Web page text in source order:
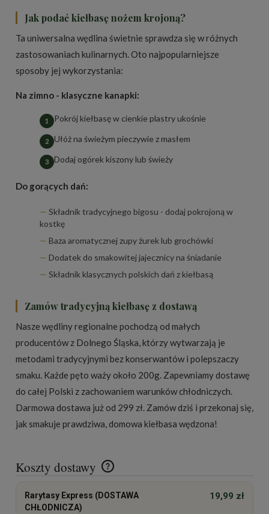
Jak podać kiełbasę nożem krojoną?
Ta uniwersalna wędlina świetnie sprawdza się w różnych
zastosowaniach kulinarnych. Oto najpopularniejsze
sposoby jej wykorzystania:
Na zimno - klasyczne kanapki:
Pokrój kiełbasę w cienkie plastry ukośnie
Ułóż na świeżym pieczywie z masłem
Dodaj ogórek kiszony lub świeży
Do gorących dań:
Składnik tradycyjnego bigosu - dodaj pokrojoną w
kostkę
Baza aromatycznej zupy żurek lub grochówki
Dodatek do smakowitej jajecznicy na śniadanie
Składnik klasycznych polskich dań z kiełbasą
Zamów tradycyjną kiełbasę z dostawą
Nasze wędliny regionalne pochodzą od małych
producentów z Dolnego Śląska, którzy wytwarzają je
metodami tradycyjnymi bez konserwantów i polepszaczy
smaku. Każde pęto waży około 200g. Zapewniamy dostawę
do całej Polski z zachowaniem warunków chłodniczych.
Darmowa dostawa już od 299 zł. Zamów dziś i przekonaj się,
jak smakuje prawdziwa, domowa kiełbasa wędzona!
Koszty dostawy
Cena nie zawiera ewentualnych kosztów płatności
Rarytasy Express (DOSTAWA
CHŁODNICZA)
19,99 zł